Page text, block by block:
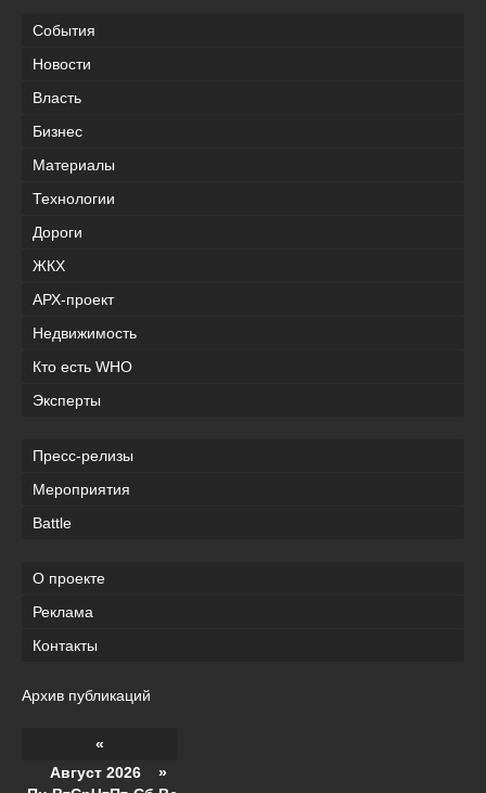
События
Новости
Власть
Бизнес
Материалы
Технологии
Дороги
ЖКХ
АРХ-проект
Недвижимость
Кто есть WHO
Эксперты
Пресс-релизы
Мероприятия
Battle
О проекте
Реклама
Контакты
Архив публикаций
«
Август 2026 »